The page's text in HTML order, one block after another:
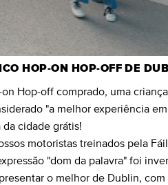
HOP-ON HOP-OFF DE
Hop-off comprado, uma
"a melhor experiência
da cidade grátis!
motoristas treinados pela
"dom da palavra" foi
o melhor de Dublin,